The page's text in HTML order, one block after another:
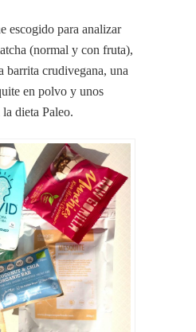
escogido para analizar
(normal y con fruta),
barrita crudivegana, una
en polvo y unos
dieta Paleo.